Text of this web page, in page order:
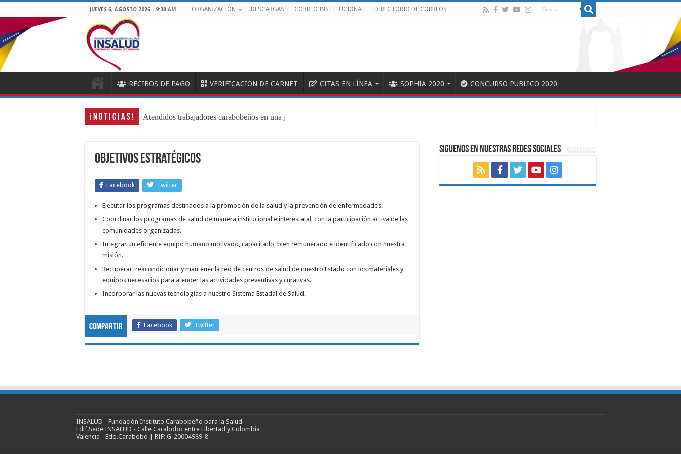
JUEVES 6, AGOSTO 2026 - 9:38 AM ORGANIZACIÓN DESCARGAS CORREO INSTITUCIONAL DIRECTORIO DE CORREOS
RECIBOS DE PAGO VERIFICACION DE CARNET CITAS EN LÍNEA SOPHIA 2020 CONCURSO PUBLICO 2020
¡ N O T I C I A S ! Atendidos trabajadores carabobeños en una jornada de sa
Objetivos Estratégicos
Facebook Twitter
Ejecutar los programas destinados a la promoción de la salud y la prevención de enfermedades.
Coordinar los programas de salud de manera institucional e interestatal, con la participación activa de las
comunidades organizadas.
Integrar un eficiente equipo humano motivado, capacitado, bien remunerado e identificado con nuestra
misión.
Recuperar, reacondicionar y mantener la red de centros de salud de nuestro Estado con los materiales y
equipos necesarios para atender las actividades preventivas y curativas.
Incorporar las nuevas tecnologías a nuestro Sistema Estadal de Salud.
Compartir Facebook Twitter
SIGUENOS EN NUESTRAS REDES SOCIALES
INSALUD - Fundación Instituto Carabobeño para la Salud
Edif.Sede INSALUD - Calle Carabobo entre Libertad y Colombia
Valencia - Edo.Carabobo | RIF: G-20004989-8